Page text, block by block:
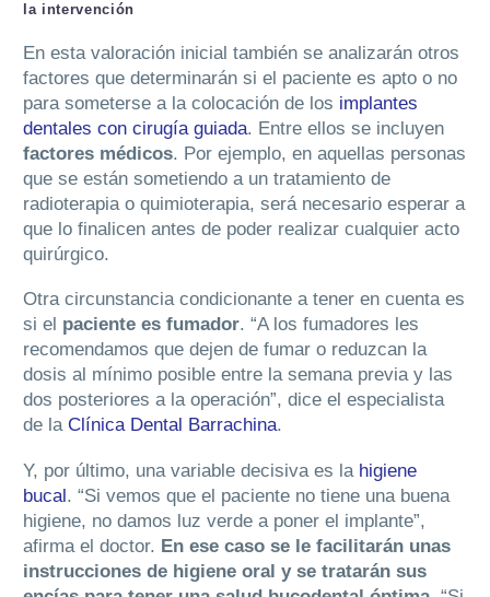
la intervención
En esta valoración inicial también se analizarán otros
factores que determinarán si el paciente es apto o no
para someterse a la colocación de los implantes
dentales con cirugía guiada. Entre ellos se incluyen
factores médicos. Por ejemplo, en aquellas personas
que se están sometiendo a un tratamiento de
radioterapia o quimioterapia, será necesario esperar a
que lo finalicen antes de poder realizar cualquier acto
quirúrgico.
Otra circunstancia condicionante a tener en cuenta es
si el paciente es fumador. “A los fumadores les
recomendamos que dejen de fumar o reduzcan la
dosis al mínimo posible entre la semana previa y las
dos posteriores a la operación”, dice el especialista
de la Clínica Dental Barrachina.
Y, por último, una variable decisiva es la higiene
bucal. “Si vemos que el paciente no tiene una buena
higiene, no damos luz verde a poner el implante”,
afirma el doctor. En ese caso se le facilitarán unas
instrucciones de higiene oral y se tratarán sus